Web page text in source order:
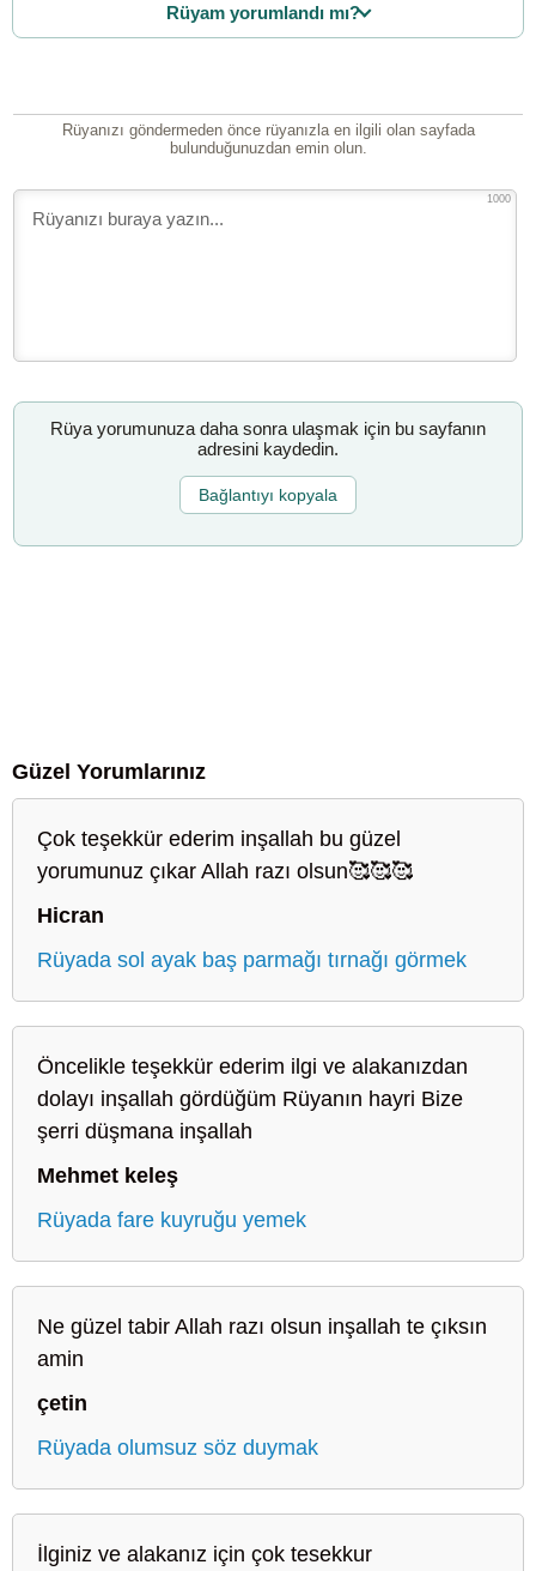
Rüyam yorumlandı mı?
Rüyanızı göndermeden önce rüyanızla en ilgili olan sayfada
bulunduğunuzdan emin olun.
1000
Rüya yorumunuza daha sonra ulaşmak için bu sayfanın
adresini kaydedin.
Bağlantıyı kopyala
Güzel Yorumlarınız
Çok teşekkür ederim inşallah bu güzel
yorumunuz çıkar Allah razı olsun🥰🥰🥰
Hicran
Rüyada sol ayak baş parmağı tırnağı görmek
Öncelikle teşekkür ederim ilgi ve alakanızdan
dolayı inşallah gördüğüm Rüyanın hayri Bize
şerri düşmana inşallah
Mehmet keleş
Rüyada fare kuyruğu yemek
Ne güzel tabir Allah razı olsun inşallah te çıksın
amin
çetin
Rüyada olumsuz söz duymak
İlginiz ve alakanız için çok tesekkur